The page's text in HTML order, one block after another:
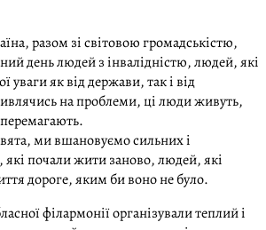
разом зі світовою громадськістю,
день людей з інвалідністю, людей, які
уваги як від держави, так і від
на проблеми, ці люди живуть,
ми вшановуємо сильних і
почали жити заново, людей, які
дороге, яким би воно не було.
філармонії організували теплий і